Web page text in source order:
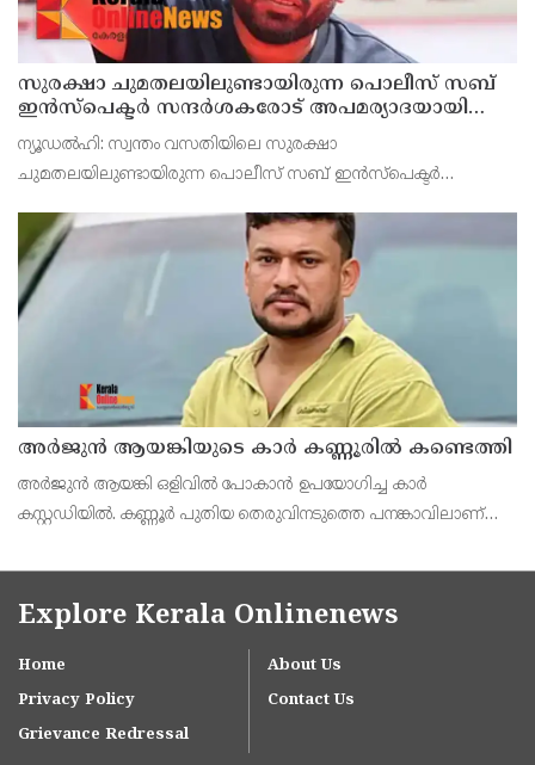
സുരക്ഷാ ചുമതലയിലുണ്ടായിരുന്ന പൊലീസ് സബ്
ഇൻസ്പെക്ടർ സന്ദർശകരോട് അപമര്യാദയായി
പെരുമാറി : എസ്‌.ഐയെ മാറ്റണമെന്ന് അഭിജീത്
ദിപ്കെ
ന‍്യൂഡൽഹി: സ്വന്തം വസതിയിലെ സുരക്ഷാ
ചുമതലയിലുണ്ടായിരുന്ന പൊലീസ് സബ് ഇൻസ്പെക്ടർ
കാണാനെത്തുന്നവരെ തടയാൻ ശ്രമിച്ചെന്നും ആരോപിച്ച്
കോക്ക്രോച്ച് ജനതാ പാർട്ട
അർജുൻ ആയങ്കിയുടെ കാർ കണ്ണൂരിൽ കണ്ടെത്തി
അർജുൻ ആയങ്കി ഒളിവിൽ പോകാൻ ഉപയോഗിച്ച കാർ
കസ്റ്റഡിയിൽ. കണ്ണൂർ പുതിയ തെരുവിനടുത്തെ പനങ്കാവിലാണ്
പേരിലുള്ളതാണ് വാഹനം.
Explore Kerala Onlinenews
Home
About Us
Privacy Policy
Contact Us
Grievance Redressal